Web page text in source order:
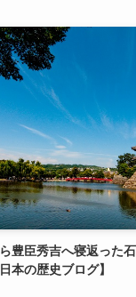
豊臣秀吉へ寝返った
本の歴史ブログ】